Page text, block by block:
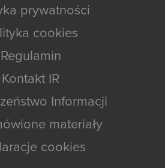
prywatności
cookies
Regulamin
Kontakt IR
Informacji
materiały
cookies